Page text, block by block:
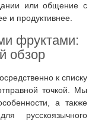
или общение с
и продуктивнее.
фруктами:
обзор
к списку
точкой. Мы
а также
русскоязычного